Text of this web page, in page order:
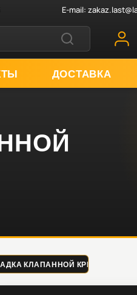
E-mail:
ДОСТАВКА
КЛАПАННОЙ КРЫШКИ